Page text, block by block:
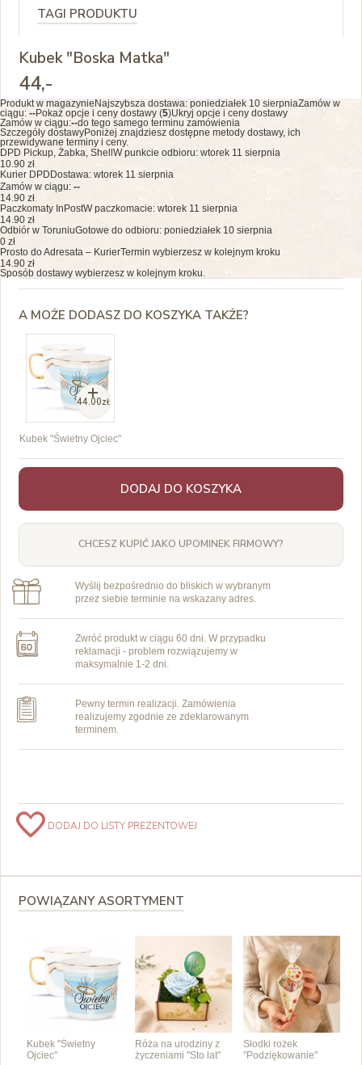
TAGI PRODUKTU
Kubek "Boska Matka"
44,-
Produkt w magazynie Najszybsza dostawa: poniedziałek 10 sierpniaZamów w
ciągu: --Pokaż opcje i ceny dostawy (5)Ukryj opcje i ceny dostawy
Zamów w ciągu:--do tego samego terminu zamówienia
Szczegóły dostawyPoniżej znajdziesz dostępne metody dostawy, ich
przewidywane terminy i ceny.
DPD Pickup, Żabka, Shell W punkcie odbioru: wtorek 11 sierpnia
10.90 zł
Kurier DPD Dostawa: wtorek 11 sierpnia
Zamów w ciągu: --
14.90 zł
Paczkomaty InPostW paczkomacie: wtorek 11 sierpnia
14.90 zł
Odbiór w ToruniuGotowe do odbioru: poniedziałek 10 sierpnia
0 zł
Prosto do Adresata – KurierTermin wybierzesz w kolejnym kroku
14.90 zł
Sposób dostawy wybierzesz w kolejnym kroku.
A MOŻE DODASZ DO KOSZYKA TAKŻE?
44.00zł
Kubek "Świetny Ojciec"
DODAJ DO KOSZYKA
CHCESZ KUPIĆ JAKO UPOMINEK FIRMOWY?
Wyślij bezpośrednio do bliskich w wybranym
przez siebie terminie na wskazany adres.
Zwróć produkt w ciągu 60 dni. W przypadku
reklamacji - problem rozwiązujemy w
maksymalnie 1-2 dni.
Pewny termin realizacji. Zamówienia
realizujemy zgodnie ze zdeklarowanym
terminem.
DODAJ DO LISTY PREZENTOWEJ
POWIĄZANY ASORTYMENT
Kubek "Świetny
Ojciec"
Róża na urodziny z
życzeniami "Sto lat"
Słodki rożek
"Podziękowanie"